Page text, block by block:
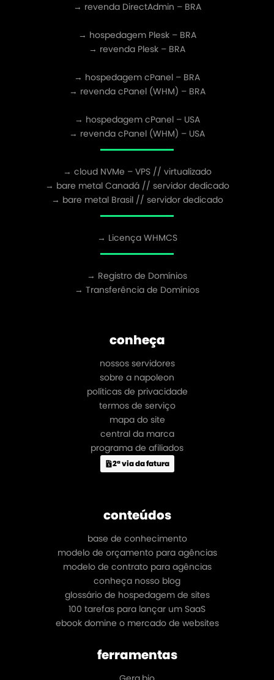
→ revenda DirectAdmin – BRA
→ hospedagem Plesk – BRA
→ revenda Plesk – BRA
→ hospedagem cPanel – BRA
→ revenda cPanel (WHM) – BRA
→ hospedagem cPanel – USA
→ revenda cPanel (WHM) – USA
→ cloud NVMe – VPS // virtualizado
→ bare metal Canadá // servidor dedicado
→ bare metal Brasil // servidor dedicado
→ Licença WHMCS
→ Registro de Domínios
→ Transferência de Domínios
conheça
nossos servidores
sobre a napoleon
políticas de privacidade
termos de serviço
mapa do site
central da marca
programa de afiliados
2ª via da fatura
conteúdos
base de conhecimento
modelo de orçamento para agências
modelo de contrato para agências
conheça nosso blog
glossário de hospedagem de sites
100 tarefas para lançar um SaaS
ebook domine o mercado de websites
ferramentas